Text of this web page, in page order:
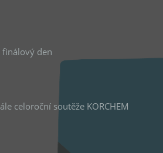
finálový den
celoroční soutěže KORCHEM